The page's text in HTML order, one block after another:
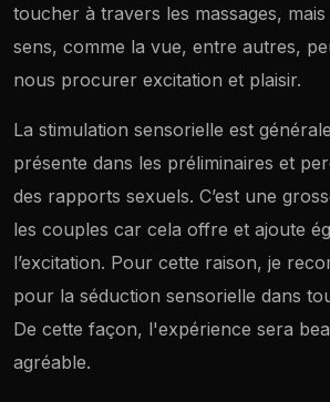
toucher à travers les massages,
sens, comme la vue, entre autres,
nous procurer excitation et plaisir.
La stimulation sensorielle est
présente dans les préliminaires et
des rapports sexuels. C’est une
les couples car cela offre et ajoute
l’excitation. Pour cette raison, je
pour la séduction sensorielle dans
De cette façon, l'expérience sera
agréable.